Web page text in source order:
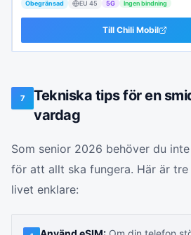
Obegränsad EU 45 5G Ingen bindning
Till Chili Mobil
7
Tekniska tips för en
vardag
Som senior 2026 behöver du
för att allt ska fungera. Här är
livet enklare: